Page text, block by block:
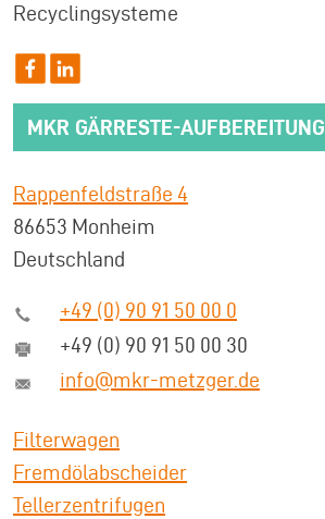
Recyclingsysteme
MKR GÄRRESTE-AUFBEREITUNG
Rappenfeldstraße 4
86653 Monheim
Deutschland
+49 (0) 90 91 50 00 0
+49 (0) 90 91 50 00 30
info@mkr-metzger.de
Filterwagen
Fremdölabscheider
Tellerzentrifugen